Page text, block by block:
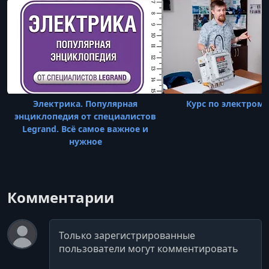
Электрика. Популярная
энциклопедия от специалистов
Legrand. Всё самое важное и
нужное
Курс по
Комментарии
Комментарий